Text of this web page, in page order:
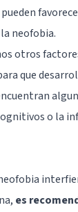
pueden
neofobia.
otros
que
o la
es